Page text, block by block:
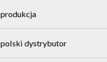
produkcja
polski dystrybutor